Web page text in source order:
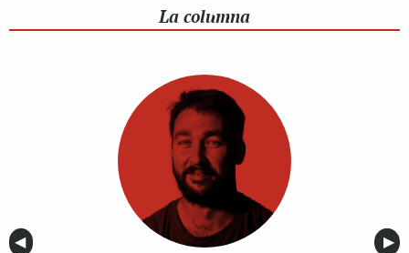
La columna
Anterior
◀︎ ▶︎